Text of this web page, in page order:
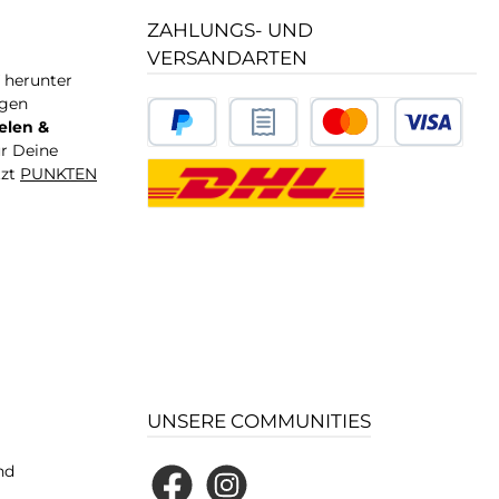
herunter
&
Deine
PUNKTEN
ZAHLUNGS- UND
VERSANDARTEN
UNSERE COMMUNITIES
FacebookInstagram